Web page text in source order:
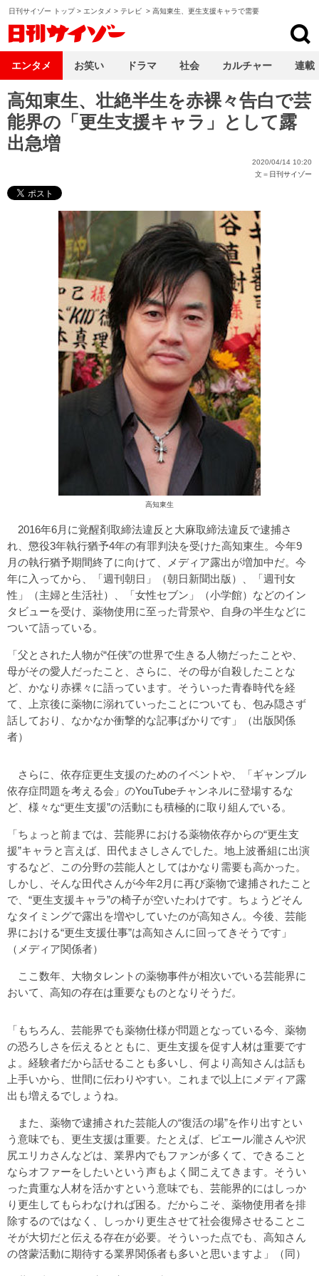
日刊サイゾー トップ> エンタメ > テレビ > 高知東生、更生支援キャラで需要
高知東生、壮絶半生を赤裸々告白で芸
能界の「更生支援キャラ」として露
出急増
2020/04/14 10:20
文＝ 日刊サイゾー
高知東生
2016年6月に覚醒剤取締法違反と大麻取締法違反で逮捕さ
れ、懲役3年執行猶予4年の有罪判決を受けた高知東生。今年9
月の執行猶予期間終了に向けて、メディア露出が増加中だ。今
年に入ってから、「週刊朝日」（朝日新聞出版）、「週刊女
性」（主婦と生活社）、「女性セブン」（小学館）などのイン
タビューを受け、薬物使用に至った背景や、自身の半生などに
ついて語っている。
「父とされた人物が“任侠”の世界で生きる人物だったことや、
母がその愛人だったこと、さらに、その母が自殺したことな
ど、かなり赤裸々に語っています。そういった青春時代を経
て、上京後に薬物に溺れていったことについても、包み隠さず
話しており、なかなか衝撃的な記事ばかりです」（出版関係
者）
さらに、依存症更生支援のためのイベントや、「ギャンブル
依存症問題を考える会」のYouTubeチャンネルに登場するな
ど、様々な“更生支援”の活動にも積極的に取り組んでいる。
「ちょっと前までは、芸能界における薬物依存からの“更生支
援”キャラと言えば、田代まさしさんでした。地上波番組に出演
するなど、この分野の芸能人としてはかなり需要も高かった。
しかし、そんな田代さんが今年2月に再び薬物で逮捕されたこと
で、“更生支援キャラ”の椅子が空いたわけです。ちょうどそん
なタイミングで露出を増やしていたのが高知さん。今後、芸能
界における“更生支援仕事”は高知さんに回ってきそうです」
（メディア関係者）
ここ数年、大物タレントの薬物事件が相次いでいる芸能界に
おいて、高知の存在は重要なものとなりそうだ。
「もちろん、芸能界でも薬物仕様が問題となっている今、薬物
の恐ろしさを伝えるとともに、更生支援を促す人材は重要です
よ。経験者だから話せることも多いし、何より高知さんは話も
上手いから、世間に伝わりやすい。これまで以上にメディア露
出も増えるでしょうね。
また、薬物で逮捕された芸能人の“復活の場”を作り出すとい
う意味でも、更生支援は重要。たとえば、ピエール瀧さんや沢
尻エリカさんなどは、業界内でもファンが多くて、できること
ならオファーをしたいという声もよく聞こえてきます。そうい
った貴重な人材を活かすという意味でも、芸能界的にはしっか
り更生してもらわなければ困る。だからこそ、薬物使用者を排
除するのではなく、しっかり更生させて社会復帰させることこ
そが大切だと伝える存在が必要。そういった点でも、高知さん
の啓蒙活動に期待する業界関係者も多いと思いますよ」（同）
エンタメ お笑い ドラマ 社会 カルチャー 連載